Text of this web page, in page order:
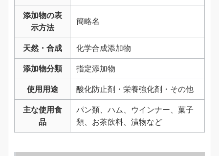
添加物の表
示方法
簡略名
天然・合成 化学合成添加物
添加物分類 指定添加物
使用用途 酸化防止剤・栄養強化剤・その他
主な使用食
品
パン類、ハム、ウインナー、菓子
類、お茶飲料、漬物など